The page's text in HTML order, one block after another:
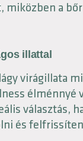
miközben a
illattal
virágillata
élménnyé
választás,
és